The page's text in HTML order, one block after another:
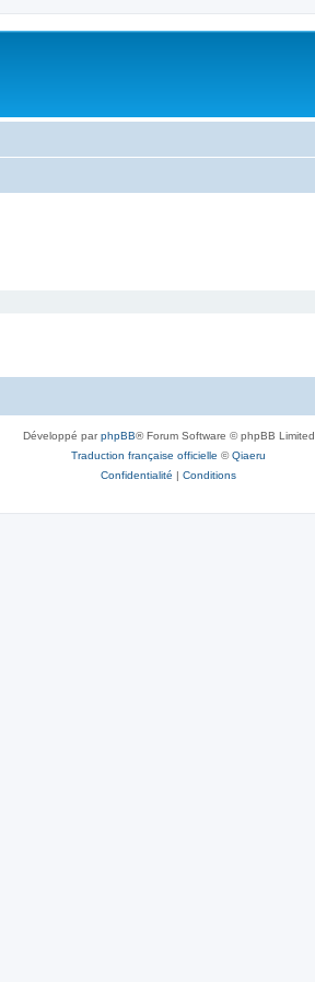
Développé parphpBB® Forum Software © phpBB Limited
Traduction française officielle ©Qiaeru
Confidentialité | Conditions